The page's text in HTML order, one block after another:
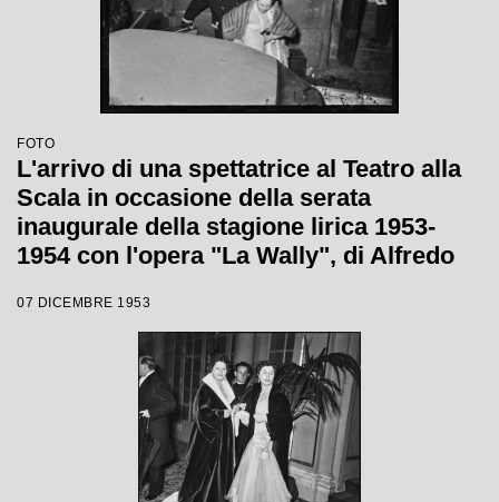
FOTO
L'arrivo di una spettatrice al Teatro alla
Scala in occasione della serata
inaugurale della stagione lirica 1953-
1954 con l'opera "La Wally", di Alfredo
con la regia di Tatiana Pavlova
07 DICEMBRE 1953